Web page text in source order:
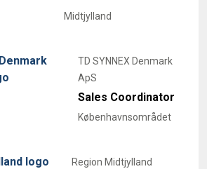
Midtjylland
TD SYNNEX Denmark
ApS
Sales Coordinator
Københavnsområdet
Region Midtjylland